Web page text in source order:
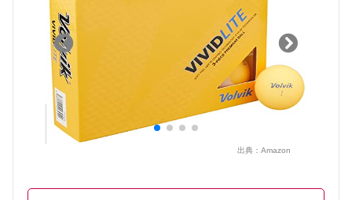
出典： Amazon